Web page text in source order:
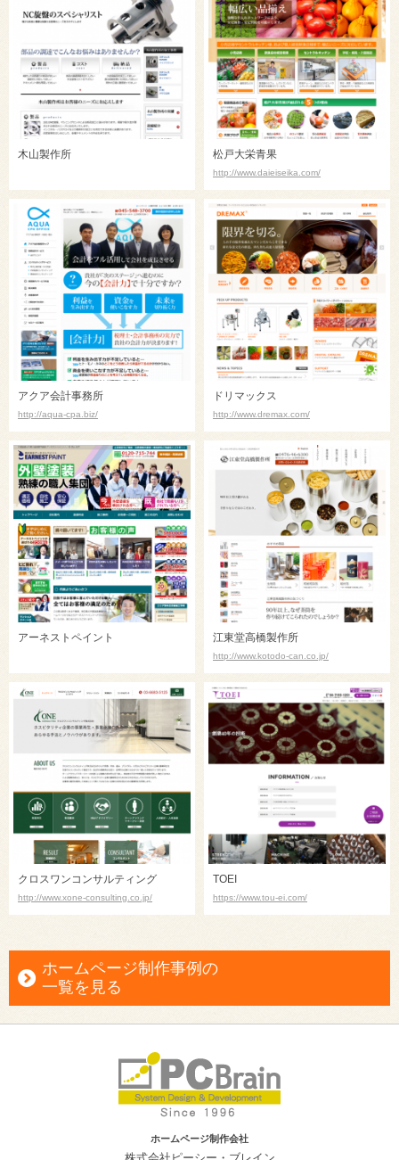
木山製作所 松戸大栄青果
http://www.daieiseika.com/
アクア会計事務所
http://aqua-cpa.biz/
ドリマックス
http://www.dremax.com/
アーネストペイント 江東堂高橋製作所
http://www.kotodo-can.co.jp/
クロスワンコンサルティング
http://www.xone-consulting.co.jp/
TOEI
https://www.tou-ei.com/
ホームページ制作事例の
一覧を見る
ホームページ制作会社